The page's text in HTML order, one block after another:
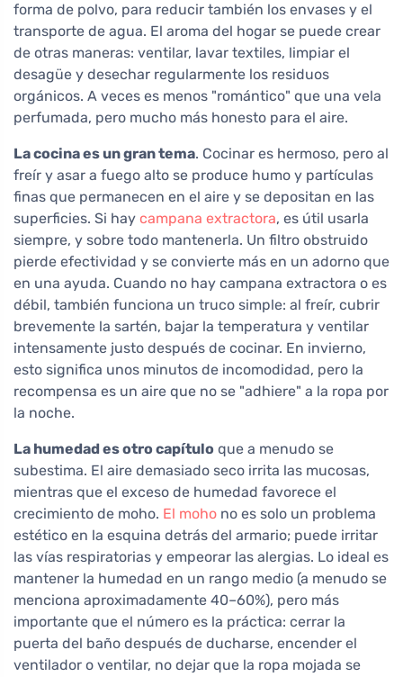
forma de polvo, para reducir también los envases y el
transporte de agua. El aroma del hogar se puede crear
de otras maneras: ventilar, lavar textiles, limpiar el
desagüe y desechar regularmente los residuos
orgánicos. A veces es menos "romántico" que una vela
perfumada, pero mucho más honesto para el aire.
La cocina es un gran tema. Cocinar es hermoso, pero al
freír y asar a fuego alto se produce humo y partículas
finas que permanecen en el aire y se depositan en las
superficies. Si hay campana extractora, es útil usarla
siempre, y sobre todo mantenerla. Un filtro obstruido
pierde efectividad y se convierte más en un adorno que
en una ayuda. Cuando no hay campana extractora o es
débil, también funciona un truco simple: al freír, cubrir
brevemente la sartén, bajar la temperatura y ventilar
intensamente justo después de cocinar. En invierno,
esto significa unos minutos de incomodidad, pero la
recompensa es un aire que no se "adhiere" a la ropa por
la noche.
La humedad es otro capítulo que a menudo se
subestima. El aire demasiado seco irrita las mucosas,
mientras que el exceso de humedad favorece el
crecimiento de moho. El moho no es solo un problema
estético en la esquina detrás del armario; puede irritar
las vías respiratorias y empeorar las alergias. Lo ideal es
mantener la humedad en un rango medio (a menudo se
menciona aproximadamente 40–60%), pero más
importante que el número es la práctica: cerrar la
puerta del baño después de ducharse, encender el
ventilador o ventilar, no dejar que la ropa mojada se